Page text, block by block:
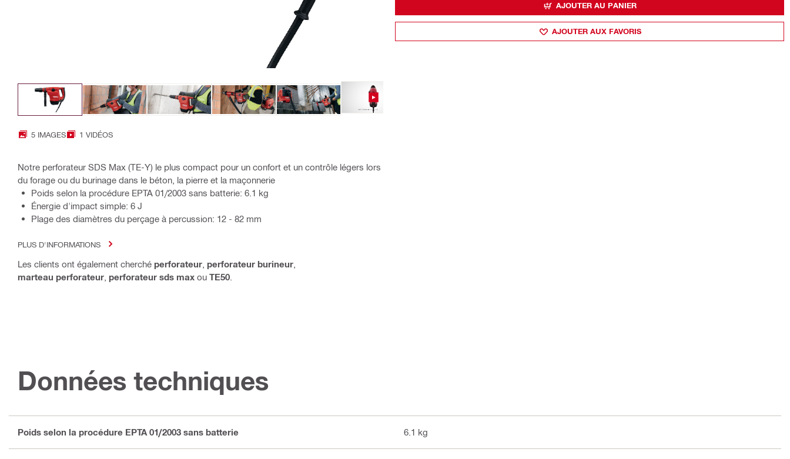
5 IMAGES 1 VIDÉOS
Notre perforateur SDS Max (TE-Y) le plus compact pour un confort et un contrôle légers lors
du forage ou du burinage dans le béton, la pierre et la maçonnerie
Poids selon la procédure EPTA 01/2003 sans batterie: 6.1 kg
Énergie d'impact simple: 6 J
Plage des diamètres du perçage à percussion: 12 - 82 mm
PLUS D'INFORMATIONS
Les clients ont également cherché perforateur perforateur burineur
marteau perforateur perforateur sds max ou TE50
AJOUTER AU PANIER
AJOUTER AUX FAVORIS
Données techniques
Poids selon la procédure EPTA 01/2003 sans batterie 6.1 kg